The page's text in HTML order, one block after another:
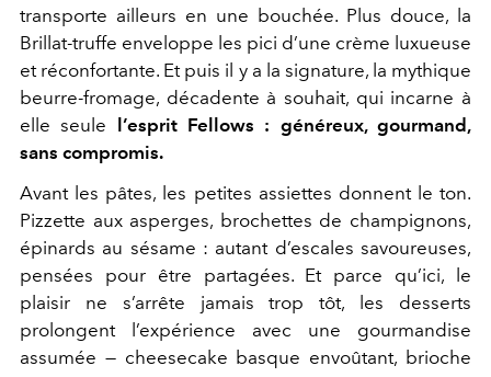
transporte ailleurs en une bouchée. Plus douce, la
Brillat-truffe enveloppe les pici d’une crème luxueuse
et réconfortante. Et puis il y a la signature, la mythique
beurre-fromage, décadente à souhait, qui incarne à
elle seule l’esprit Fellows : généreux, gourmand,
sans compromis.
Avant les pâtes, les petites assiettes donnent le ton.
Pizzette aux asperges, brochettes de champignons,
épinards au sésame : autant d’escales savoureuses,
pensées pour être partagées. Et parce qu’ici, le
plaisir ne s’arrête jamais trop tôt, les desserts
prolongent l’expérience avec une gourmandise
assumée — cheesecake basque envoûtant, brioche